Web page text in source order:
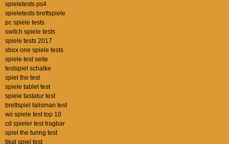
spieletests ps4
spieletests brettspiele
pc spiele tests
switch spiele tests
spiele tests 2017
xbox one spiele tests
spiele test seite
testspiel schalke
spiel the test
spiele tablet test
spiele tastatur test
brettspiel talisman test
wii spiele test top 10
cd spieler test tragbar
spiel the turing test
tikal spiel test